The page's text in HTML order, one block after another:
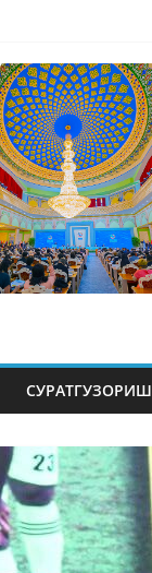
СУРАТГУЗОРИШ